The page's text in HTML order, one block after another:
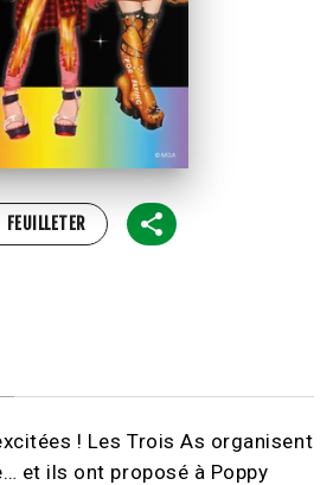
FEUILLETER
! Les Trois As organisent
et ils ont proposé à Poppy